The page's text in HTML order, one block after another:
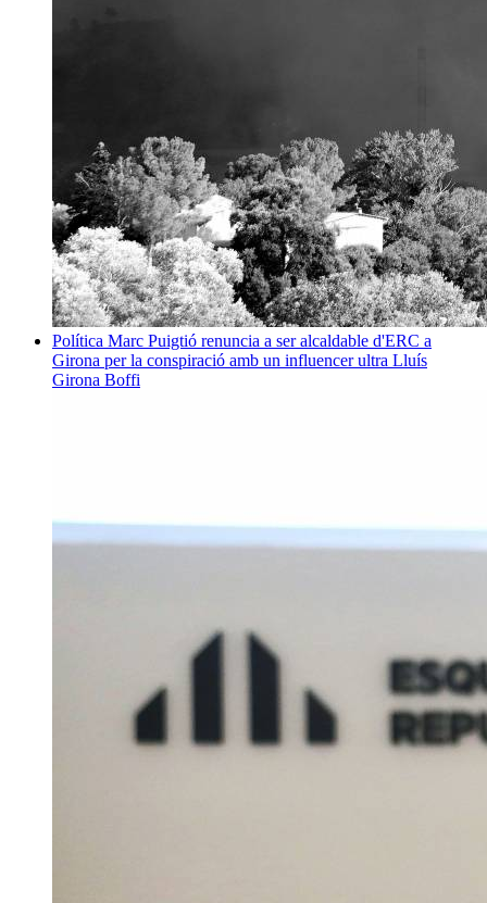
Política Marc Puigtió renuncia a ser alcaldable d'ERC a
Girona per la conspiració amb un influencer ultra Lluís
Girona Boffi